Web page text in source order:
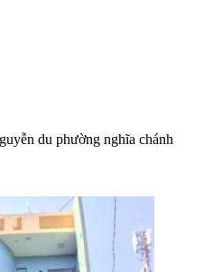
du phường nghĩa chánh